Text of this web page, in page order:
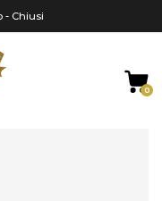
- Chiusi
0